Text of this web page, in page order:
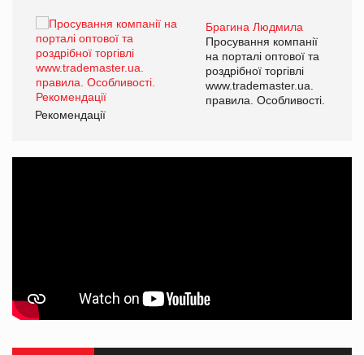
Брагина Людмила
Просування компанії
на порталі оптової та
роздрібної торгівлі
www.trademaster.ua.
правила. Особливості.
Рекомендації